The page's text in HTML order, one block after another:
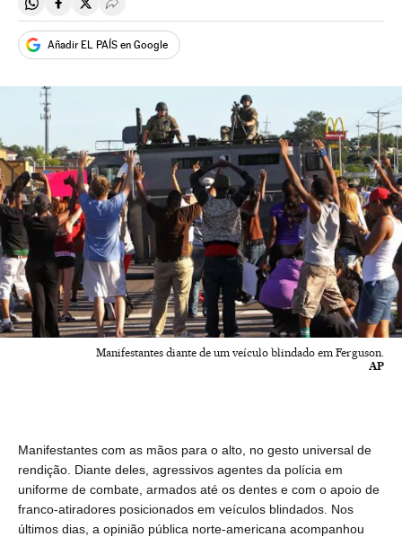
Compartir en Whatsapp
Compartir en Facebook
Compartir en Twitter
Desplegar Redes Sociales
Añadir EL PAÍS en Google
Manifestantes diante de um veículo blindado em Ferguson.
AP
Manifestantes com as mãos para o alto, no gesto universal de
rendição. Diante deles, agressivos agentes da polícia em
uniforme de combate, armados até os dentes e com o apoio de
franco-atiradores posicionados em veículos blindados. Nos
últimos dias, a opinião pública norte-americana acompanhou